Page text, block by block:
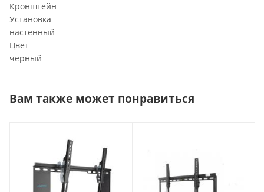
Кронштейн
Установка
настенный
Цвет
черный
Вам также может понравиться